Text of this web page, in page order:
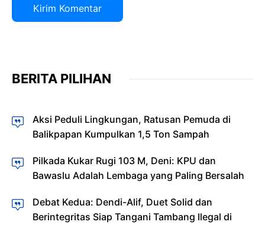
BERITA PILIHAN
Aksi Peduli Lingkungan, Ratusan Pemuda di
Balikpapan Kumpulkan 1,5 Ton Sampah
Pilkada Kukar Rugi 103 M, Deni: KPU dan
Bawaslu Adalah Lembaga yang Paling Bersalah
Debat Kedua: Dendi-Alif, Duet Solid dan
Berintegritas Siap Tangani Tambang Ilegal di